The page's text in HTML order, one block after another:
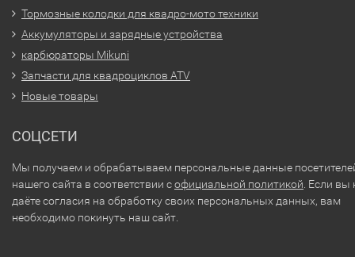
Тормозные колодки для квадро-мото техники
Аккумуляторы и зарядные устройства
карбюраторы Mikuni
Запчасти для квадроциклов ATV
Новые товары
СОЦСЕТИ
Мы получаем и обрабатываем персональные данные
нашего сайта в соответствии софициальной политикой . Если вы
даёте согласия на обработку своих персональных данных, вам
необходимо покинуть наш сайт.